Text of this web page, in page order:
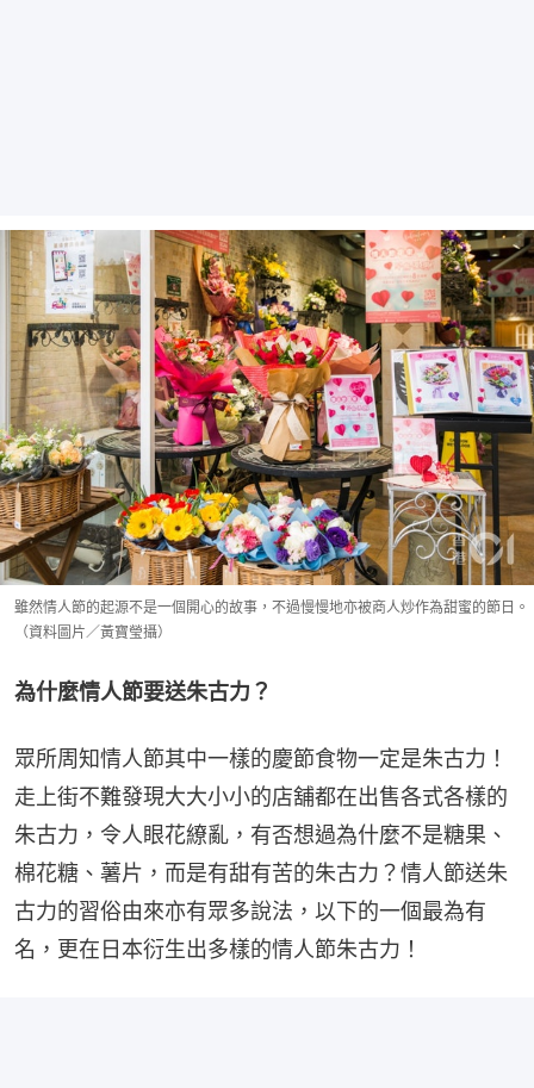
雖然情人節的起源不是一個開心的故事，不過慢慢地亦被商人炒作為甜蜜的節日。
（資料圖片／黃寶瑩攝）
為什麼情人節要送朱古力？
眾所周知情人節其中一樣的慶節食物一定是朱古力！
走上街不難發現大大小小的店舖都在出售各式各樣的
朱古力，令人眼花繚亂，有否想過為什麼不是糖果、
棉花糖、薯片，而是有甜有苦的朱古力？情人節送朱
古力的習俗由來亦有眾多說法，以下的一個最為有
名，更在日本衍生出多樣的情人節朱古力！